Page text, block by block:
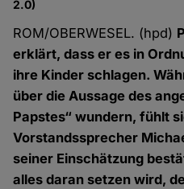
2.0)
ROM/OBERWESEL. (hpd)
erklärt, dass er es in
ihre Kinder schlagen.
über die Aussage des
Papstes“ wundern, fühlt
Vorstandssprecher
seiner Einschätzung
alles daran setzen wird,